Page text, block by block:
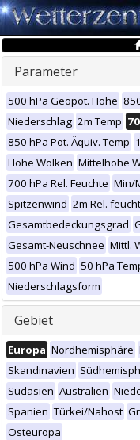
Parameter
500 hPa Geopot. Höhe
Niederschlag 2m Temp
850 hPa Pot. Äquiv. Temp
Hohe Wolken Mittelhohe
700 hPa Rel. Feuchte Min/
Spitzenwind 2m Rel.
Gesamtbedeckungsgrad
Gesamt-Neuschnee Mittl.
500 hPa Wind 50 hPa
Niederschlagsform
Gebiet
Europa Nordhemisphäre
Skandinavien
Südasien Australien
Spanien Türkei/Nahost
Osteuropa